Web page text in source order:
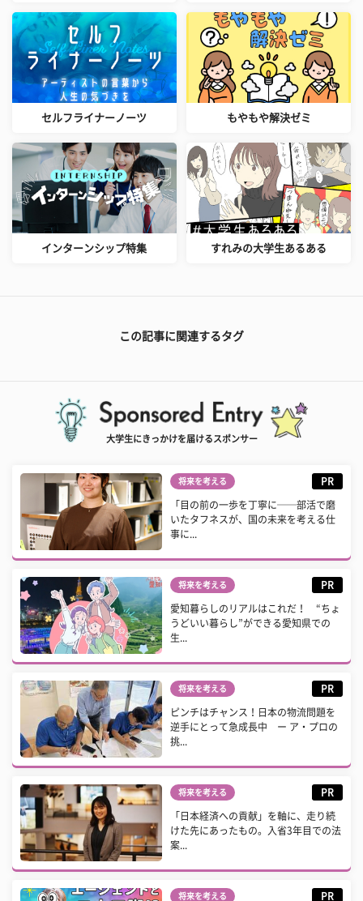
セルフライナーノーツ もやもや解決ゼミ
インターンシップ特集 すれみの大学生あるある
この記事に関連するタグ
大学生にきっかけを届けるスポンサー
将来を考える PR
「目の前の一歩を丁寧に──部活で磨
いたタフネスが、国の未来を考える仕
事に...
将来を考える PR
愛知暮らしのリアルはこれだ！ “ちょ
うどいい暮らし”ができる愛知県での
生...
将来を考える PR
ピンチはチャンス！日本の物流問題を
逆手にとって急成長中 ー ア・プロの
挑...
将来を考える PR
「日本経済への貢献」を軸に、走り続
けた先にあったもの。入省3年目での法
案...
将来を考える PR